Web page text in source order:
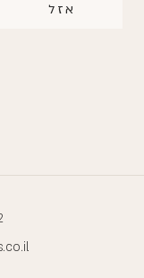
אזל